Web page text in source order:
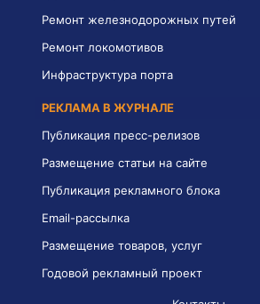
Ремонт железнодорожных путей
Ремонт локомотивов
Инфраструктура порта
РЕКЛАМА В ЖУРНАЛЕ
Публикация пресс-релизов
Размещение статьи на сайте
Публикация рекламного блока
Email-рассылка
Размещение товаров, услуг
Годовой рекламный проект